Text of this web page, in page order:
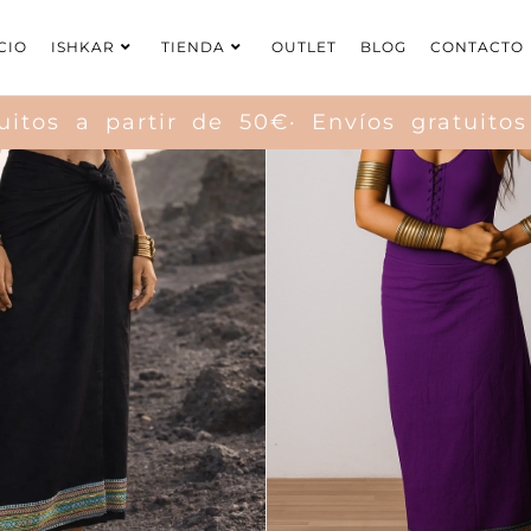
ISHKAR TIENDA OUTLET BLOG CONTACTO
a partir de 50€· Envíos gratuitos